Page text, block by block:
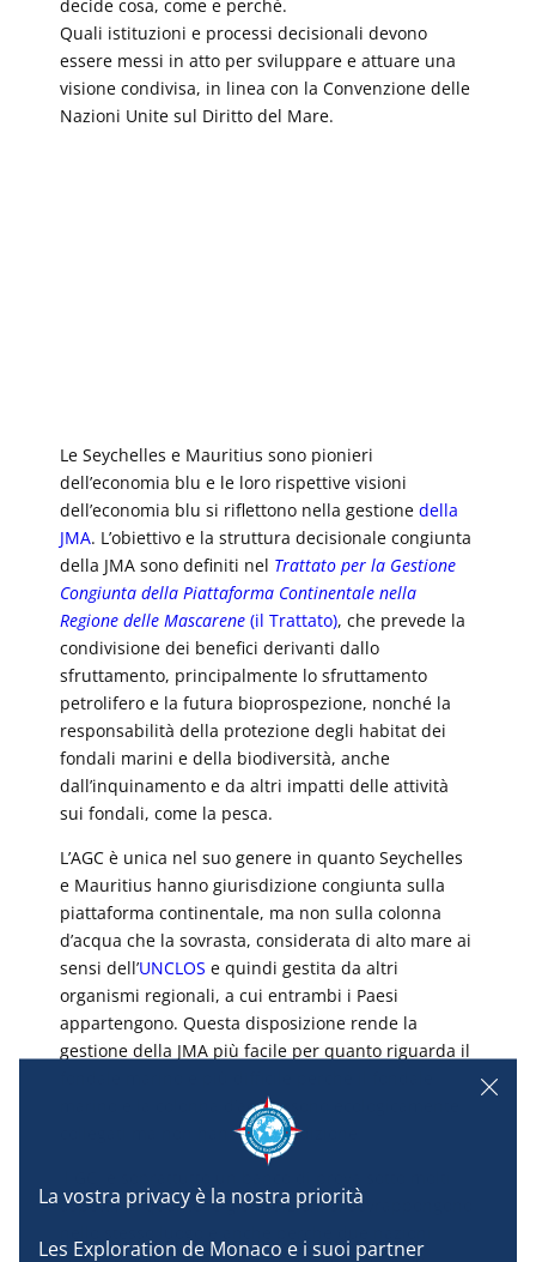
Les Exploration de Monaco e i suoi partner
decide cosa, come e perché.
Quali istituzioni e processi decisionali devono
essere messi in atto per sviluppare e attuare una
visione condivisa, in linea con la Convenzione delle
Nazioni Unite sul Diritto del Mare.
Le Seychelles e Mauritius sono pionieri
dell’economia blu e le loro rispettive visioni
dell’economia blu si riflettono nella gestione della
JMA. L’obiettivo e la struttura decisionale congiunta
della JMA sono definiti nel Trattato per la Gestione
Congiunta della Piattaforma Continentale nella
Regione delle Mascarene (il Trattato), che prevede la
condivisione dei benefici derivanti dallo
sfruttamento, principalmente lo sfruttamento
petrolifero e la futura bioprospezione, nonché la
responsabilità della protezione degli habitat dei
fondali marini e della biodiversità, anche
dall’inquinamento e da altri impatti delle attività
sui fondali, come la pesca.
L’AGC è unica nel suo genere in quanto Seychelles
e Mauritius hanno giurisdizione congiunta sulla
piattaforma continentale, ma non sulla colonna
d’acqua che la sovrasta, considerata di alto mare ai
sensi dell’UNCLOS e quindi gestita da altri
organismi regionali, a cui entrambi i Paesi
appartengono. Questa disposizione rende la
gestione della JMA più facile per quanto riguarda il
marino e la colonna d’acqua sono ecologicamente
collegati ma non hanno giurisdizione.
aspetti, in quanto le giurisdizioni si sovrappongono